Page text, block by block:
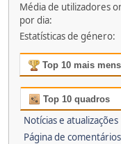
Média de utilizadores
por dia:
Estatísticas de género:
Top 10 mais
Top 10 quadros
Notícias e atualizações
Página de comentários